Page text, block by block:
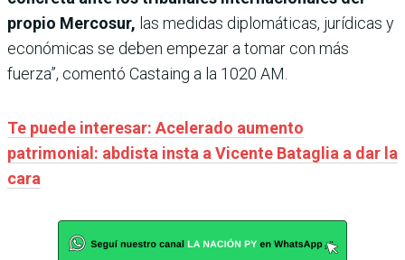
propio Mercosur, las medidas diplomáticas, jurídicas y
económicas se deben empezar a tomar con más
fuerza”, comentó Castaing a la 1020 AM.
Te puede interesar: Acelerado aumento
patrimonial: abdista insta a Vicente Bataglia a dar la
cara